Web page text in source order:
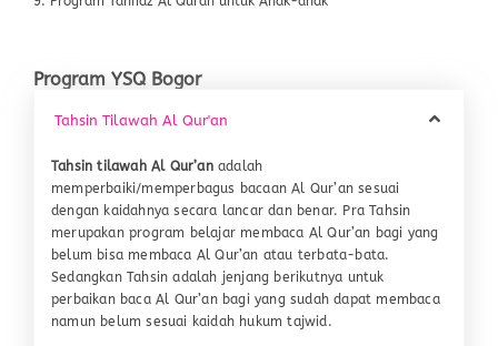
Program YSQ Bogor
Tahsin Tilawah Al Qur'an
Tahsin tilawah Al Qur’anadalah
memperbaiki/memperbagus bacaan Al Qur’an sesuai
dengan kaidahnya secara lancar dan benar. Pra Tahsin
merupakan program belajar membaca Al Qur’an bagi yang
belum bisa membaca Al Qur’an atau terbata-bata.
Sedangkan Tahsin adalah jenjang berikutnya untuk
perbaikan baca Al Qur’an bagi yang sudah dapat membaca
namun belum sesuai kaidah hukum tajwid.